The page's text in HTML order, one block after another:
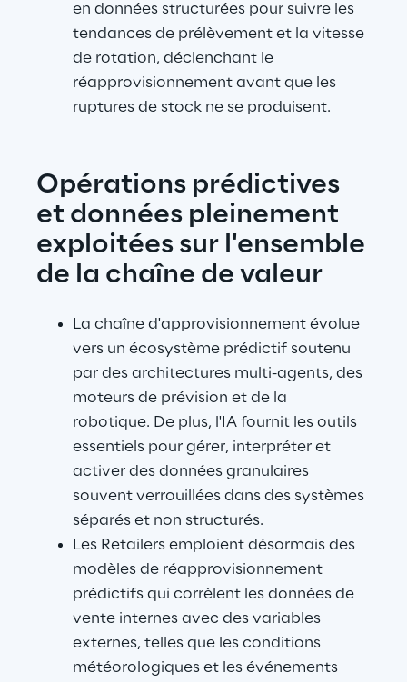
en données structurées pour suivre les
tendances de prélèvement et la vitesse
de rotation, déclenchant le
réapprovisionnement avant que les
ruptures de stock ne se produisent.
Opérations prédictives
et données pleinement
exploitées sur l'ensemble
de la chaîne de valeur
La chaîne d'approvisionnement évolue
vers un écosystème prédictif soutenu
par des architectures multi-agents, des
moteurs de prévision et de la
robotique. De plus, l'IA fournit les outils
essentiels pour gérer, interpréter et
activer des données granulaires
souvent verrouillées dans des systèmes
séparés et non structurés.
Les Retailers emploient désormais des
modèles de réapprovisionnement
prédictifs qui corrèlent les données de
vente internes avec des variables
externes, telles que les conditions
météorologiques et les événements